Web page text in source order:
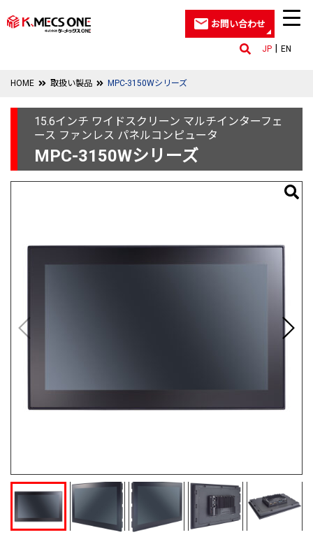
JP EN
お問い合わせ
HOME 取扱い製品 MPC-3150Wシリーズ
15.6インチ ワイドスクリーン マルチインターフェ
ース ファンレス パネルコンピュータ
MPC-3150Wシリーズ